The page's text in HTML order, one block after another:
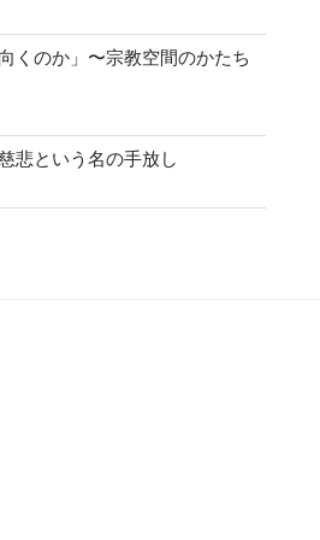
くのか」〜宗教空間のかたち
悲という名の手放し